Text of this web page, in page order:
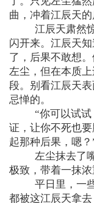
曲，冲着江辰天的
江辰天肃然惊
闪开来。江辰天
了，后果不敢想
左尘，但在本质
段。别看江辰天
忌惮的。
“你可以试试，
证，让你不死也
起那种后果，嗯？
左尘抹去了嘴
极致，带着一抹浓
平日里，一些
都被这江辰天拿